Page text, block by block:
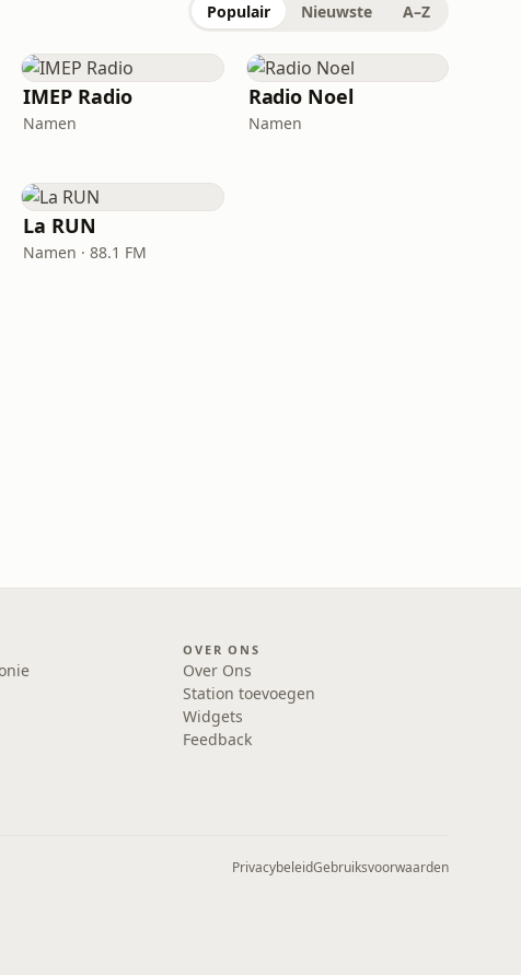
Populair Nieuwste A–Z
IMEP Radio
Namen
Radio Noel
Namen
La RUN
Namen · 88.1 FM
OVER ONS
Over Ons
Station toevoegen
Widgets
Feedback
PrivacybeleidGebruiksvoorwaarden